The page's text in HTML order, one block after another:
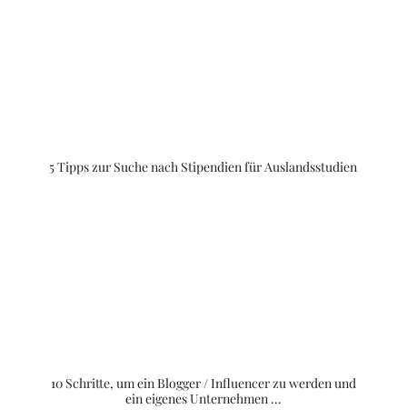
5 Tipps zur Suche nach Stipendien für Auslandsstudien
10 Schritte, um ein Blogger / Influencer zu werden und
ein eigenes Unternehmen …